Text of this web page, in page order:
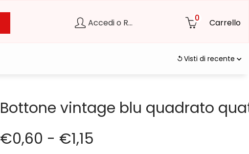
Accedi o Registrati 0 Carrello
Visti di recente
Bottone vintage blu quadrato
€0,60 - €1,15